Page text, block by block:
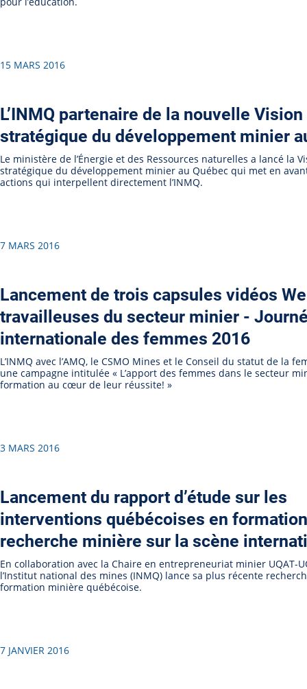
15 MARS 2016
L’INMQ partenaire de la nouvelle Vision
stratégique du développement minier
Le ministère de l’Énergie et des Ressources naturelles a lancé la
stratégique du développement minier au Québec qui met en
actions qui interpellent directement l’INMQ.
7 MARS 2016
Lancement de trois capsules vidéos
travailleuses du secteur minier -
internationale des femmes 2016
L’INMQ avec l’AMQ, le CSMO Mines et le Conseil du statut de la
une campagne intitulée « L’apport des femmes dans le secteur
formation au cœur de leur réussite! »
3 MARS 2016
Lancement du rapport d’étude sur les
interventions québécoises en
recherche minière sur la scène
En collaboration avec la Chaire en entrepreneuriat minier UQAT-
l’Institut national des mines (INMQ) lance sa plus récente
formation minière québécoise.
7 JANVIER 2016